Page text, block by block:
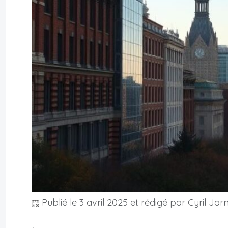
Publié le 3 avril 2025 et rédigé par Cyril